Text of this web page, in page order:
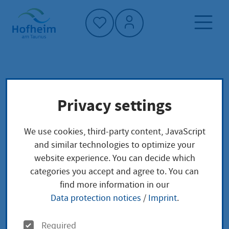
Home"
Ausweispflicht Befreiung für dauerhaft
untergebrachte Personen
Ausweispflicht
Befreiung für
dauerhaft
Privacy settings
We use cookies, third-party content, JavaScript
and similar technologies to optimize your
website experience. You can decide which
categories you accept and agree to. You can
find more information in our
Data protection notices / Imprint.
O
Required